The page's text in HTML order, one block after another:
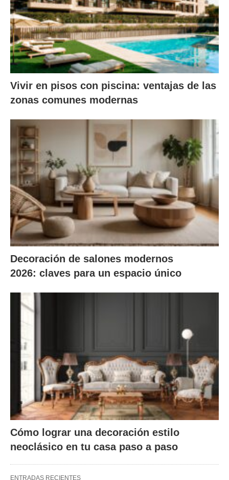
Vivir en pisos con piscina: ventajas de las
zonas comunes modernas
Decoración de salones modernos
2026: claves para un espacio único
Cómo lograr una decoración estilo
neoclásico en tu casa paso a paso
ENTRADAS RECIENTES